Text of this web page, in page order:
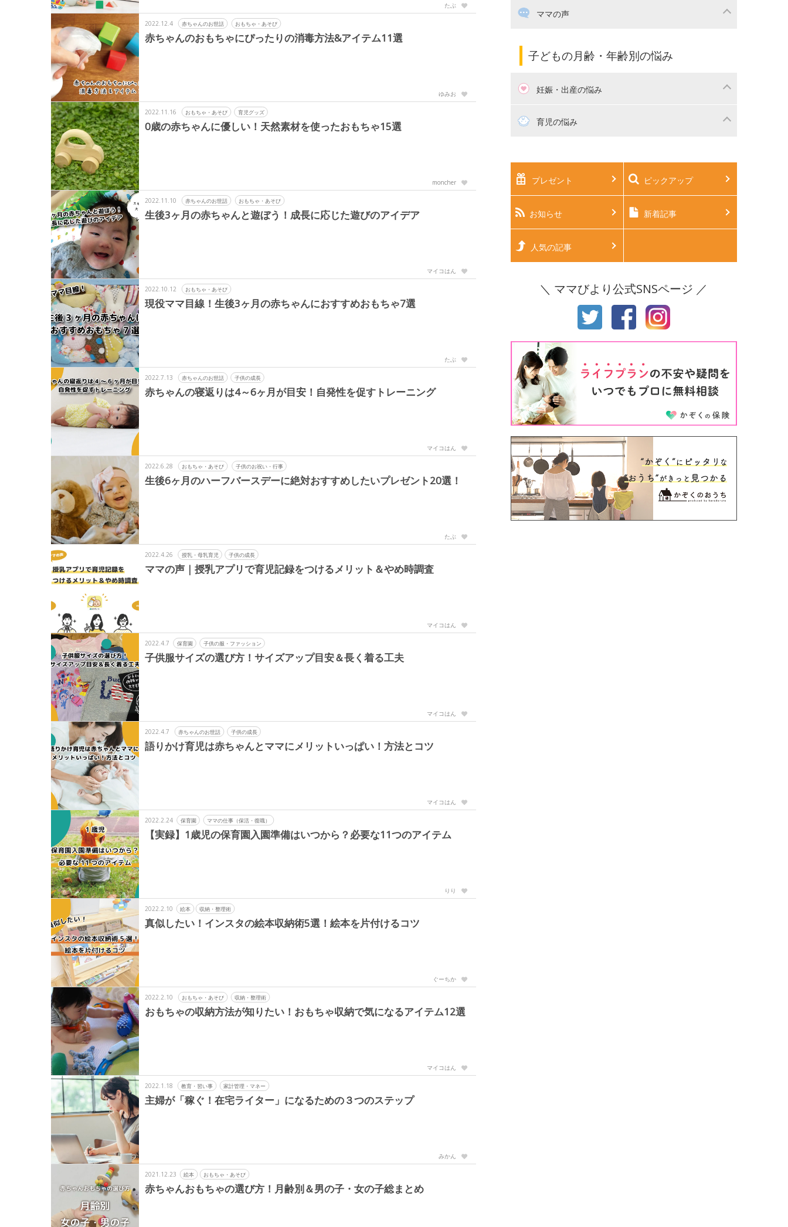
たぶ
2022.12.4 赤ちゃんのお世話 おもちゃ・あそび
赤ちゃんのおもちゃにぴったりの消毒方法&アイテム11選
ゆみお
2022.11.16 おもちゃ・あそび 育児グッズ
0歳の赤ちゃんに優しい！天然素材を使ったおもちゃ15選
moncher
2022.11.10 赤ちゃんのお世話 おもちゃ・あそび
生後3ヶ月の赤ちゃんと遊ぼう！成長に応じた遊びのアイデア
マイコはん
2022.10.12 おもちゃ・あそび
現役ママ目線！生後3ヶ月の赤ちゃんにおすすめおもちゃ7選
たぶ
2022.7.13 赤ちゃんのお世話 子供の成長
赤ちゃんの寝返りは4～6ヶ月が目安！自発性を促すトレーニング
マイコはん
2022.6.28 おもちゃ・あそび 子供のお祝い・行事
生後6ヶ月のハーフバースデーに絶対おすすめしたいプレゼント20選！
たぶ
2022.4.26 授乳・母乳育児 子供の成長
ママの声｜授乳アプリで育児記録をつけるメリット＆やめ時調査
マイコはん
2022.4.7 保育園 子供の服・ファッション
子供服サイズの選び方！サイズアップ目安＆長く着る工夫
マイコはん
2022.4.7 赤ちゃんのお世話 子供の成長
語りかけ育児は赤ちゃんとママにメリットいっぱい！方法とコツ
マイコはん
2022.2.24 保育園 ママの仕事（保活・復職）
【実録】1歳児の保育園入園準備はいつから？必要な11つのアイテム
りり
2022.2.10 絵本 収納・整理術
真似したい！インスタの絵本収納術5選！絵本を片付けるコツ
ぐーちか
2022.2.10 おもちゃ・あそび 収納・整理術
おもちゃの収納方法が知りたい！おもちゃ収納で気になるアイテム12選
マイコはん
2022.1.18 教育・習い事 家計管理・マネー
主婦が「稼ぐ！在宅ライター」になるための３つのステップ
みかん
2021.12.23 絵本 おもちゃ・あそび
赤ちゃんおもちゃの選び方！月齢別＆男の子・女の子総まとめ
出産祝い・内祝い
住宅購入ママの声
子育てコラム
子どもの月齢・年齢別の悩み
妊娠・出産の悩み
妊活 育児の悩み
生後2ヶ月 生後3ヶ月
生後4ヶ月 生後5ヶ月
生後6ヶ月
生後11ヶ月
3才 4才
5才 6才
プレゼント ピックアップ
お知らせ 新着記事
人気の記事
＼ ママびより公式SNSページ ／